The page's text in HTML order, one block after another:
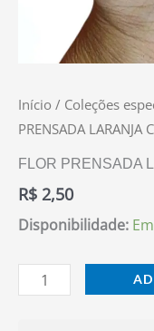
Início / Coleções
PRENSADA LARANJA
FLOR PRENSADA
R$ 2,50
Disponibilidade: